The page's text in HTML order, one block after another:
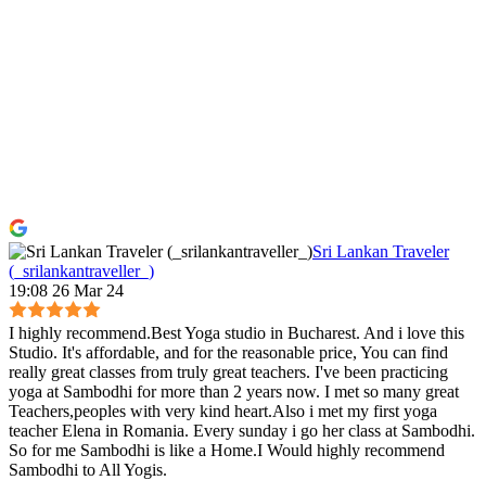
Sri Lankan Traveler
(_srilankantraveller_)
19:08 26 Mar 24
I highly recommend.Best Yoga studio in Bucharest. And i love this
Studio. It's affordable, and for the reasonable price, You can find
really great classes from truly great teachers. I've been practicing
yoga at Sambodhi for more than 2 years now. I met so many great
Teachers,peoples with very kind heart.Also i met my first yoga
teacher Elena in Romania. Every sunday i go her class at Sambodhi.
So for me Sambodhi is like a Home.I Would highly recommend
Sambodhi to All Yogis.